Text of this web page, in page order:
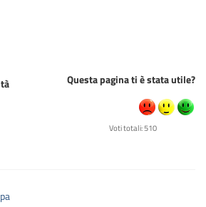
Questa pagina ti è stata utile?
Voti totali: 510